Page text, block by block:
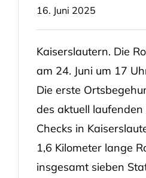
16. Juni 2025
Kaiserslautern. Die
am 24. Juni um 17
Die erste
des aktuell
Checks in
1,6 Kilometer lange
insgesamt sieben